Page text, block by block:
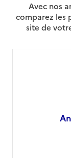
Avec nos
comparez les
site de